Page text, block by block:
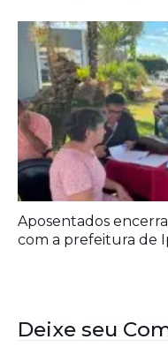
Aposentados
com a prefeitura de
Deixe seu